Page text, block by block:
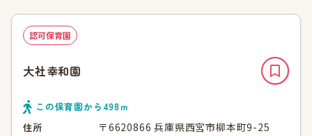
認可保育園
大社幸和園
この保育園から 498ｍ
住所
〒6620866 兵庫県西宮市柳本町9-25